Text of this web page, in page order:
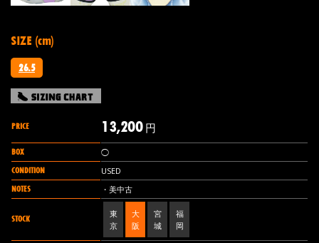
SIZE (cm)
26.5
PRICE 13,200円
BOX ◯
CONDITION USED
NOTES ・美中古
STOCK
東
京
大
阪
宮
城
福
岡